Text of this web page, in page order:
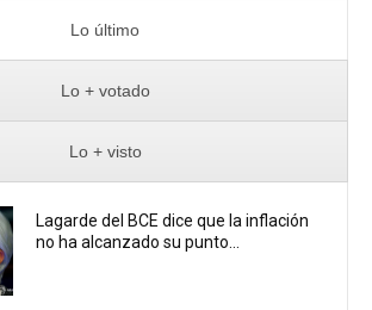
Lo último
Lo + votado
Lo + visto
Lagarde del BCE dice que la inflación
no ha alcanzado su punto...